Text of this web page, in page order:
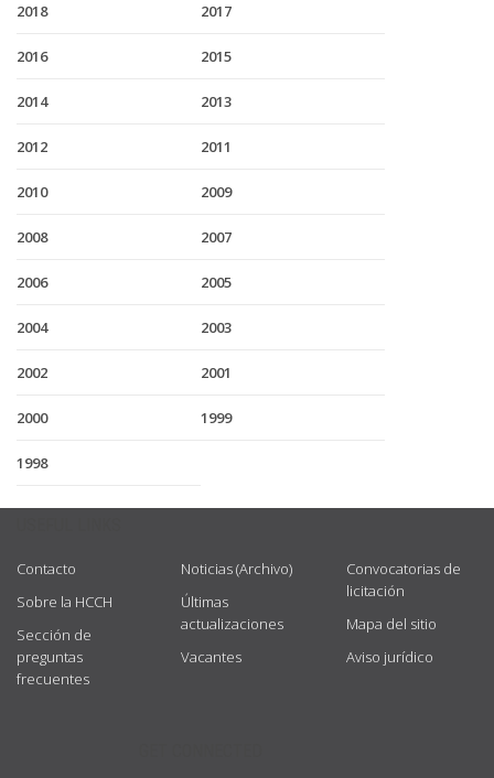
2018 2017
2016 2015
2014 2013
2012 2011
2010 2009
2008 2007
2006 2005
2004 2003
2002 2001
2000 1999
1998
Contacto
Sobre la HCCH
Sección de
preguntas
frecuentes
Noticias (Archivo)
Últimas
actualizaciones
Vacantes
Convocatorias de
licitación
Mapa del sitio
Aviso jurídico